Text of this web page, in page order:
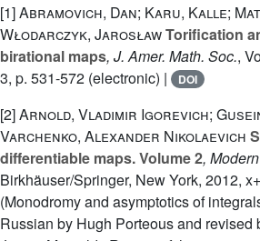
[1]Abramovich, Dan; Karu, Kalle;
Włodarczyk, JarosławTorification
birational maps, J. Amer. Math. Soc.,
3, p. 531-572 (electronic) |
DOI
[2]Arnold, Vladimir Igorevich;
Varchenko, Alexander Nikolaevich
differentiable maps. Volume 2,
Birkhäuser/Springer, New York, 2012,
(Monodromy and asymptotics of
Russian by Hugh Porteous and revised